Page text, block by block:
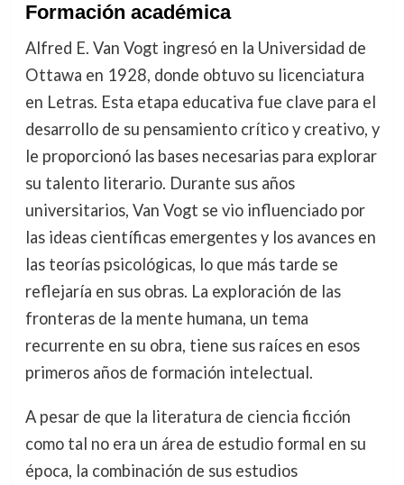
Formación académica
Alfred E. Van Vogt ingresó en la Universidad de
Ottawa en 1928, donde obtuvo su licenciatura
en Letras. Esta etapa educativa fue clave para el
desarrollo de su pensamiento crítico y creativo, y
le proporcionó las bases necesarias para explorar
su talento literario. Durante sus años
universitarios, Van Vogt se vio influenciado por
las ideas científicas emergentes y los avances en
las teorías psicológicas, lo que más tarde se
reflejaría en sus obras. La exploración de las
fronteras de la mente humana, un tema
recurrente en su obra, tiene sus raíces en esos
primeros años de formación intelectual.
A pesar de que la literatura de ciencia ficción
como tal no era un área de estudio formal en su
época, la combinación de sus estudios